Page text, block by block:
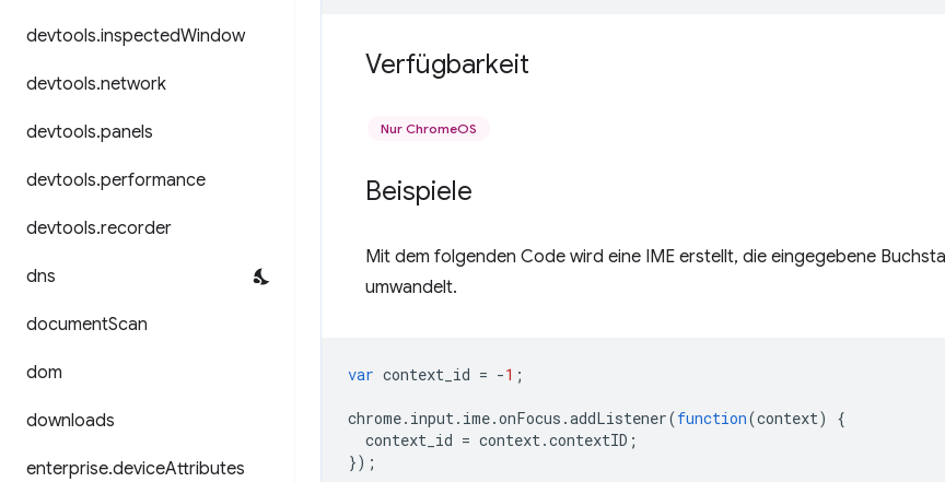
devtools.inspectedWindow
devtools.network
devtools.panels
devtools.performance
devtools.recorder
dns
documentScan
dom
downloads
enterprise.deviceAttributes
Verfügbarkeit
Nur ChromeOS
Beispiele
Mit dem folgenden Code wird eine IME erstellt, die eingegebene
umwandelt.
var context_id = -1 ;
chrome. input. ime.onFocus .addListener(function(context)
{
context_id = context.contextID ;
});